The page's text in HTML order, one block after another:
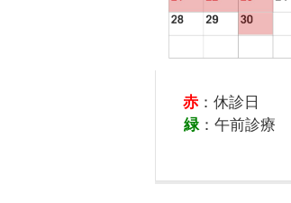
赤 ：休診日
緑：午前診療